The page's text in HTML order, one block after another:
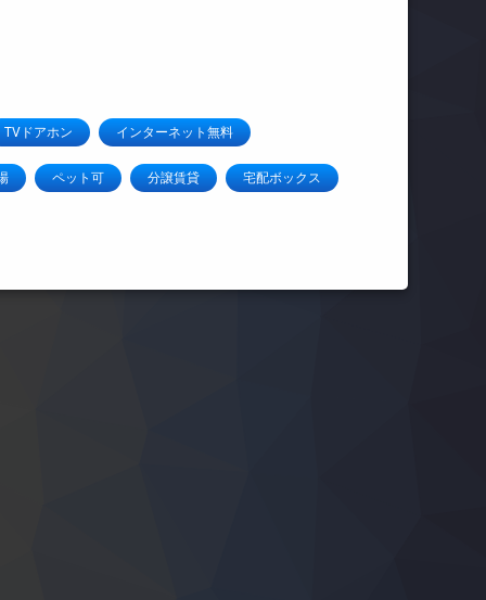
TVドアホン インターネット無料
ペット可 分譲賃貸 宅配ボックス